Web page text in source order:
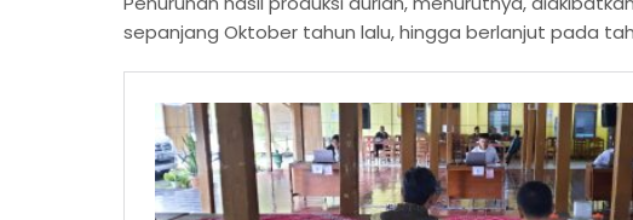
sepanjang Oktober tahun lalu, hingga berlanjut pada